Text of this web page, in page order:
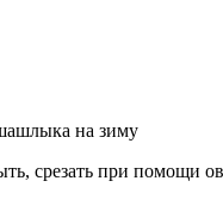
срезать при помощи